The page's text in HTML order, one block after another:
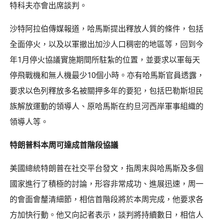
特科夫亦會出席談判。
沙特阿拉伯傳媒報道，哈馬斯提出釋放人質的條件，包括
全面停火，以及以軍撤出加沙人口稠密的地區等，回到今
年1月停火協議實施期間所駐紮的位置，並要求以軍每天
停飛戰機和無人機最少10個小時。亦有哈馬斯官員透露，
要求以色列釋放多名被關押多年的要犯，包括巴勒斯坦民
族解放運動的領導人、原哈馬斯在約旦河西岸軍事組織的
領導人等。
特朗普料本周可達成首階段協議
美國總統特朗普在社交平台發文，指周末與哈馬斯及多個
國家進行了積極的討論，形容非常成功、進展迅速，周一
的會面會釐清細節，相信首階段將於本周完成，他要求各
方加快行動。他又向記者表示，談判將持續數日，相信人